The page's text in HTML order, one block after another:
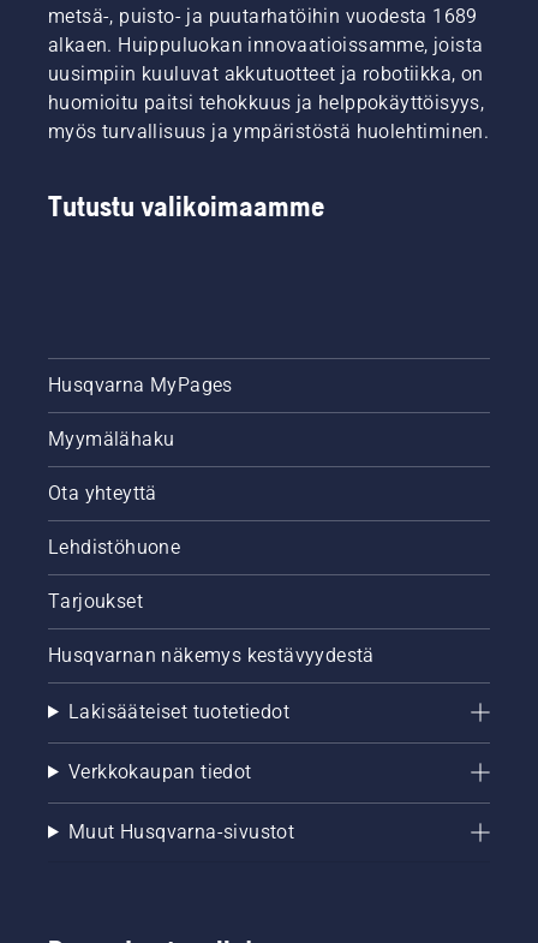
metsä-, puisto- ja puutarhatöihin vuodesta 1689
alkaen. Huippuluokan innovaatioissamme, joista
uusimpiin kuuluvat akkutuotteet ja robotiikka, on
huomioitu paitsi tehokkuus ja helppokäyttöisyys,
myös turvallisuus ja ympäristöstä huolehtiminen.
Tutustu valikoimaamme
Husqvarna MyPages
Myymälähaku
Ota yhteyttä
Lehdistöhuone
Tarjoukset
Husqvarnan näkemys kestävyydestä
Lakisääteiset tuotetiedot
Verkkokaupan tiedot
Muut Husqvarna-sivustot